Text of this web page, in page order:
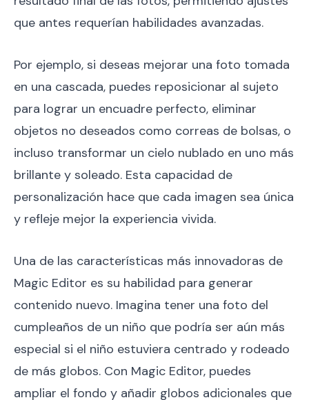
que antes requerían habilidades avanzadas.
Por ejemplo, si deseas mejorar una foto tomada
en una cascada, puedes reposicionar al sujeto
para lograr un encuadre perfecto, eliminar
objetos no deseados como correas de bolsas, o
incluso transformar un cielo nublado en uno más
brillante y soleado. Esta capacidad de
personalización hace que cada imagen sea única
y refleje mejor la experiencia vivida.
Una de las características más innovadoras de
Magic Editor es su habilidad para generar
contenido nuevo. Imagina tener una foto del
cumpleaños de un niño que podría ser aún más
especial si el niño estuviera centrado y rodeado
de más globos. Con Magic Editor, puedes
ampliar el fondo y añadir globos adicionales que